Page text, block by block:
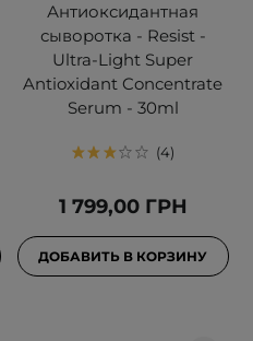
Антиоксидантная
сыворотка - Resist -
Ultra-Light Super
Antioxidant Concentrate
Serum - 30ml
4
1 799,00 ГРН
ДОБАВИТЬ В КОРЗИНУ